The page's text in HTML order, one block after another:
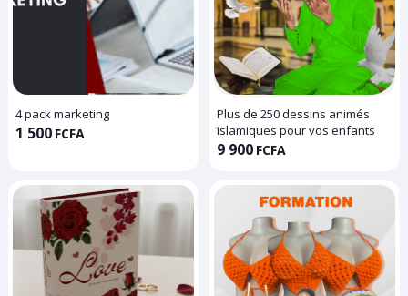
4 pack marketing
1 500 FCFA
Plus de 250 dessins animés
islamiques pour vos enfants
9 900 FCFA